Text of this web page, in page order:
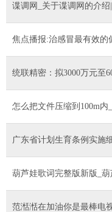
谍调网_关于谍调网的介
焦点播报:治感冒最有效的
统联精密：拟3000万元至
怎么把文件压缩到100m内
广东省计划生育条例实施
葫芦娃歌词完整版新版_
范湉湉在加油你是最棒电